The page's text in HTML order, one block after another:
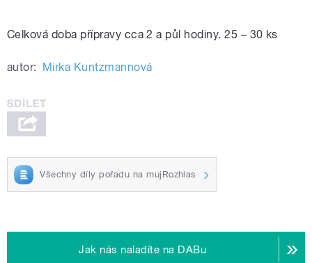
Celková doba přípravy cca 2 a půl hodiny. 25 – 30 ks
autor: Mirka Kuntzmannová
Všechny díly pořadu na mujRozhlas
Jak nás naladíte na DABu